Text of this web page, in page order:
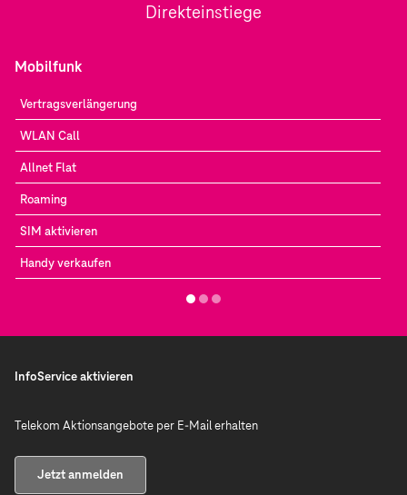
Direkteinstiege
Mobilfunk
Vertragsverlängerung
WLAN Call
Allnet Flat
Roaming
SIM aktivieren
Handy verkaufen
InfoService aktivieren
Telekom Aktionsangebote per E-Mail erhalten
Jetzt anmelden